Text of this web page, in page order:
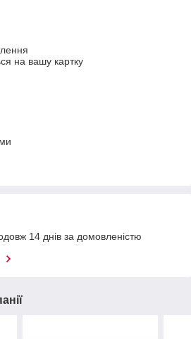
на вашу картку
14 днів за домовленістю